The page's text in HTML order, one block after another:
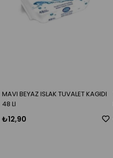
MAVI BEYAZ ISLAK TUVALET KAGIDI
48 LI
₺12,90